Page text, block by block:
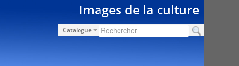
Images de la culture
Catalogue